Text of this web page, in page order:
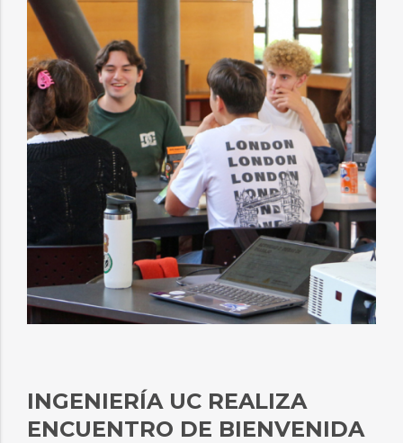
INGENIERÍA UC REALIZA
ENCUENTRO DE BIENVENIDA